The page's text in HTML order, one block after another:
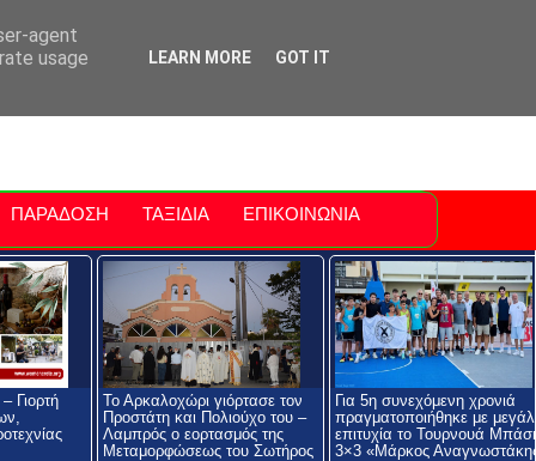
Polis
ΠΑΡΑΔΟΣΗ ΤΑΞΙΔΙΑ ΕΠΙΚΟΙΝΩΝΙΑ
Γιορτή
Το Αρκαλοχώρι γιόρτασε τον
Προστάτη και Πολιούχο του –
Λαμπρός ο εορτασμός της
Μεταμορφώσεως του Σωτήρος
Για 5η συνεχόμενη χρονιά
πραγματοποιήθηκε με
επιτυχία το Τουρνουά
3×3 «Μάρκος
agent
usage
LEARN MORE GOT IT